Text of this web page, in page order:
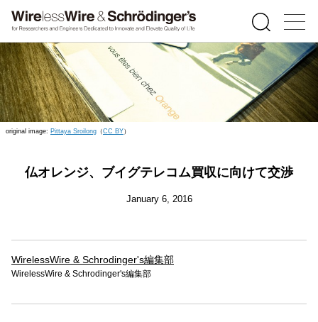
original image: Pittaya Sroilong （CC BY）
仏オレンジ、ブイグテレコム買収に向けて交渉
January 6, 2016
WirelessWire & Schrodinger's編集部
WirelessWire & Schrodinger's編集部